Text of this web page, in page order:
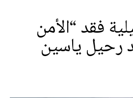
فقد “الأمن
رحيل ياسين